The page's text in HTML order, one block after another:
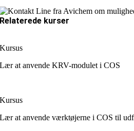
Relaterede kurser
Kursus
Lær at anvende KRV-modulet i COS
Kursus
Lær at anvende værktøjerne i COS til